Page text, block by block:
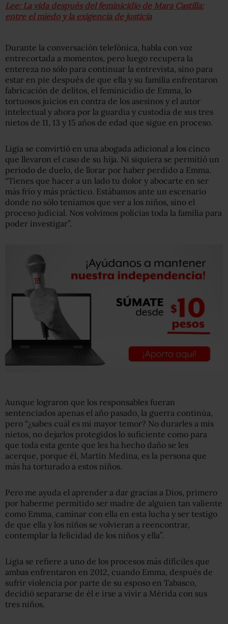
Lee: La vida después del feminicidio de Mara Castilla:
entre el miedo y la exigencia de justicia
Durante la conversación telefónica, habla con voz
entrecortada a momentos, pero luego recupera la
entereza no sólo para continuar la entrevista, sino para
estar en pie después de que ella y su familia enfrentaron
fabricación de delitos, el feminicidio de Emma, lo
tortuosos juicios en contra de los asesinos y el autor
intelectual y ahora por la guardia y custodia de sus tres
nietos de 11, 13 y 15 años de edad que sigue en proceso.
Ligia se convirtió en una abogada adicional a los cinco
que llevaron el caso de su hija. Ni siquiera se permitió un
periodo de duelo, de llorar por haber perdido a Emma.
“Tienes que hacer a un lado tu dolor y abocarte en ser
más frío y más práctico. Estábamos ante un escenario
donde no sólo teníamos que ver a los niños, sino el
proceso judicial. Nos volvimos policías toda la familia para
poder investigar”.
Aunque lograron que los responsables fueran
sentenciados apenas el año pasado, la guerra continúa,
pero “¿sabes cuál es mi mayor temor? No durarles a mis
nietos, no dejarlos protegidos lo suficiente como para
que toda esta gente que les ha hecho daño se les
acerque, porque él, Martín Medina, es la persona que
más ha torturado a estos niños.
Pero me ayuda el aprender a dar gracias a Dios, primero
por haberme permitido ser madre de alguien tan valiente
como Emma, caminar con ella en esta lucha y ser testigo
de que ella y los niños se volvieran a reencontrar,
contemplar la felicidad de los niños y ella”.
Ligia se refiere a uno de los procesos más difíciles que
ambas enfrentaron en 2012, cuando Emma, después de
sufrir violencia por parte de su esposo en Tabasco,
decidió separarse de él e irse a vivir a Mérida con sus
tres niños.